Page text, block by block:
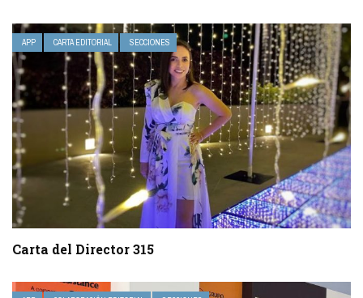
APP CARTA EDITORIAL SECCIONES
Carta del Director 315